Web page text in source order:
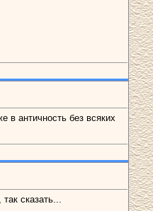
в античность без всяких
сказать...